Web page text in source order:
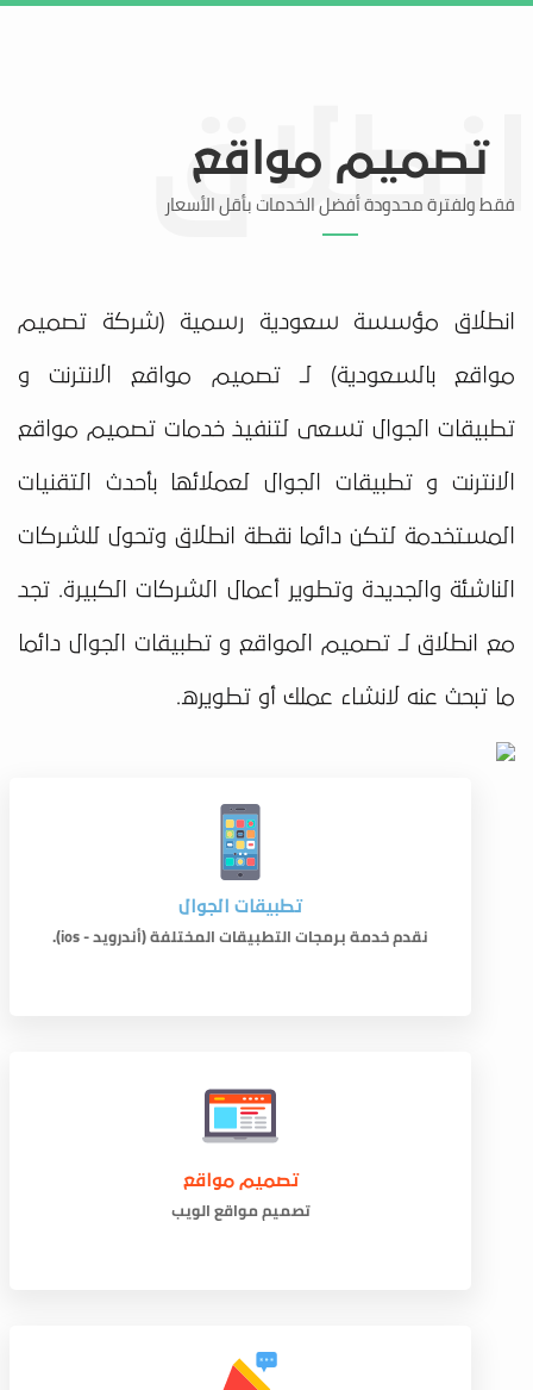
تصميم مواقع
فقط ولفترة محدودة أفضل الخدمات بأقل الأسعار
انطلاق مؤسسة سعودية رسمية (شركة تصميم
مواقع بالسعودية) لـ تصميم مواقع الانترنت و
تطبيقات الجوال تسعى لتنفيذ خدمات تصميم مواقع
الانترنت و تطبيقات الجوال لعملائها بأحدث التقنيات
المستخدمة لتكن دائما نقطة انطلاق وتحول للشركات
الناشئة والجديدة وتطوير أعمال الشركات الكبيرة. تجد
مع انطلاق لـ تصميم المواقع و تطبيقات الجوال دائما
ما تبحث عنه لانشاء عملك أو تطويره.
تطبيقات الجوال
نقدم خدمة برمجات التطبيقات المختلفة (أندرويد - ios).
تصميم مواقع
تصميم مواقع الويب